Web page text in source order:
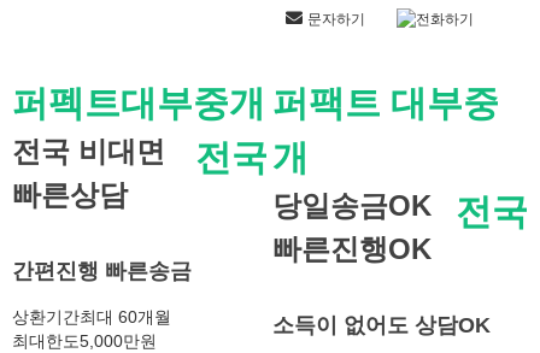
문자하기 전화하기
퍼펙트대부중개
전국
전국 비대면
빠른상담
간편진행 빠른송금
상환기간최대 60개월
최대한도5,000만원
퍼팩트 대부중
개
전국
당일송금OK
빠른진행OK
소득이 없어도 상담OK